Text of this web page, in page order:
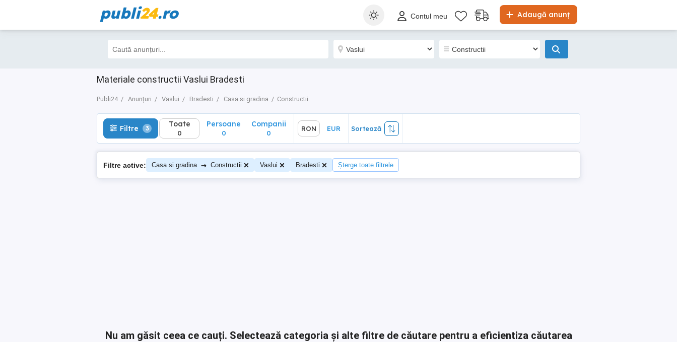
publi24.ro Adaugă anunț
Contul meu
Materiale constructii Vaslui Bradesti
Publi24 Anunțuri Vaslui Bradesti Casa si gradina Constructii
Filtre 3 Toate
0
Sortează
Filtre 3 Toate
0
Persoane
0
Companii
0
RON EUR Sortează
Filtre active: Casa si gradina → Constructii Vaslui Bradesti Șterge toate filtrele
Nu am găsit ceea ce cauți. Selectează categoria și alte filtre de căutare pentru a eficientiza căutarea